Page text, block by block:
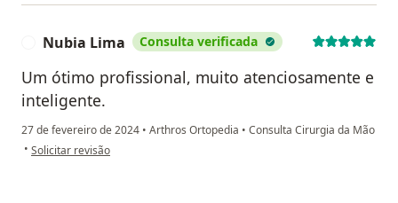
Nubia Lima Consulta verificada
Um ótimo profissional, muito atenciosamente e
inteligente.
27 de fevereiro de 2024 • Arthros Ortopedia • Consulta Cirurgia da Mão
• na opinião do utilizador Nubia Lima
Solicitar revisão